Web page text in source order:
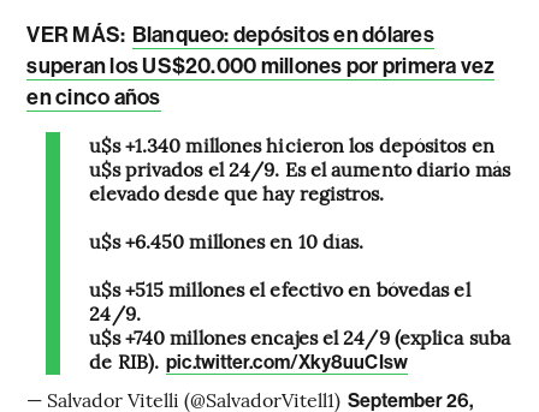
VER MÁS: Blanqueo: depósitos en dólares
superan los US$20.000 millones por primera vez
en cinco años
u$s +1.340 millones hicieron los depósitos en
u$s privados el 24/9. Es el aumento diario más
elevado desde que hay registros.
u$s +6.450 millones en 10 días.
u$s +515 millones el efectivo en bóvedas el
24/9.
u$s +740 millones encajes el 24/9 (explica suba
de RIB). pic.twitter.com/Xky8uuCIsw
— Salvador Vitelli (@SalvadorVitell1) September 26,